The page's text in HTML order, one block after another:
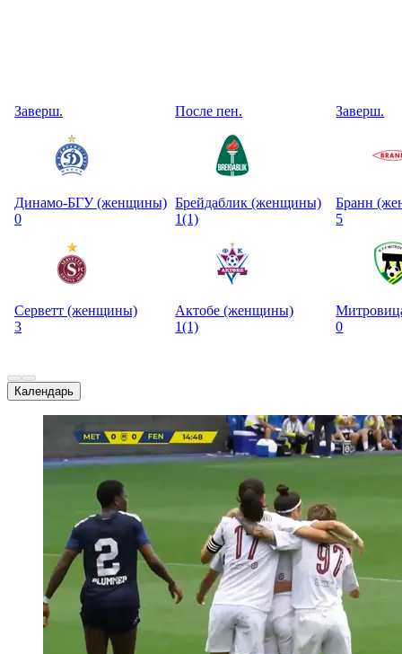
Заверш.
Динамо-БГУ (женщины)
0
Серветт (женщины)
3
После пен.
Брейдаблик (женщины)
1(1)
Актобе (женщины)
1(1)
Заверш.
Бранн
5
0
Календарь